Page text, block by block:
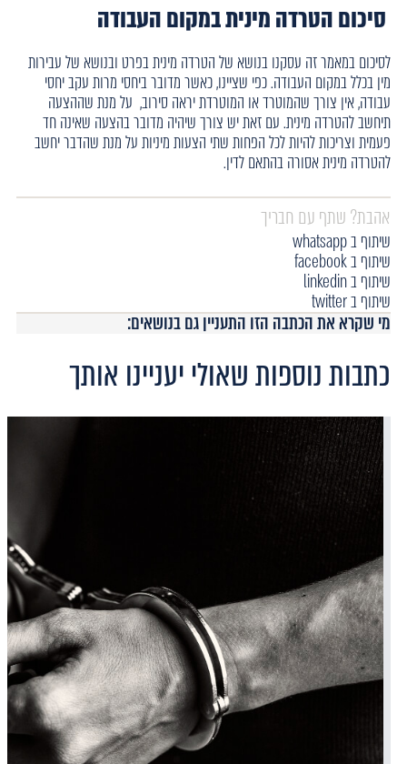
סיכום הטרדה מינית במקום העבודה
לסיכום במאמר זה עסקנו בנושא של הטרדה מינית בפרט ובנושא של עבירות
מין בכלל במקום העבודה. כפי שציינו, כאשר מדובר ביחסי מרות עקב יחסי
עבודה, אין צורך שהמוטרד או המוטרדת יראה סירוב, על מנת שההצעה
תיחשב להטרדה מינית. עם זאת יש צורך שיהיה מדובר בהצעה שאינה חד
פעמית וצריכות להיות לכל הפחות שתי הצעות מיניות על מנת שהדבר יחשב
להטרדה מינית אסורה בהתאם לדין.
אהבת? שתף עם חבריך
שיתוף ב whatsapp
שיתוף ב facebook
שיתוף ב linkedin
שיתוף ב twitter
מי שקרא את הכתבה הזו התעניין גם בנושאים:
כתבות נוספות שאולי יעניינו אותך